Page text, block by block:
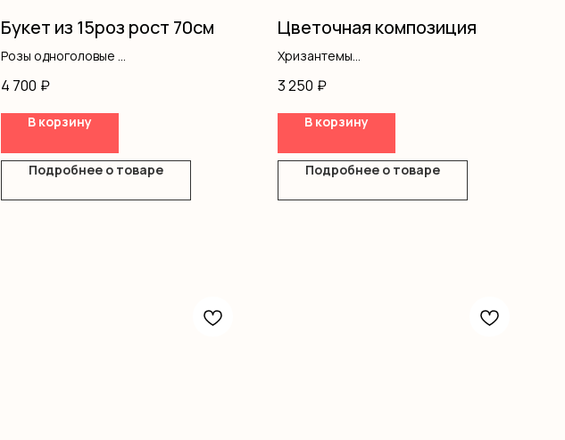
Букет из 15роз рост 70см
Розы одноголовые
4 700 ₽
В корзину
Подробнее о товаре
Цветочная композиция
Хризантемы
Дианку
Писташ
Оазис
Коробка
3 250 ₽
В корзину
Подробнее о товаре